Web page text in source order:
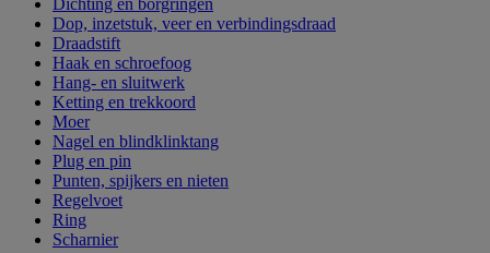
Dop, inzetstuk, veer en verbindingsdraad
Draadstift
Haak en schroefoog
Hang- en sluitwerk
Ketting en trekkoord
Moer
Nagel en blindklinktang
Plug en pin
Punten, spijkers en nieten
Regelvoet
Ring
Scharnier